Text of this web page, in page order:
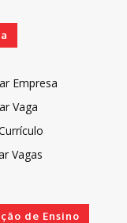
Empresa
Vaga
Vagas
de Ensino